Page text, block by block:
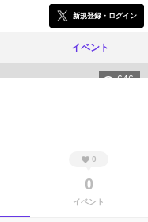
新規登録・ログイン
イベント
646
0
0
イベント